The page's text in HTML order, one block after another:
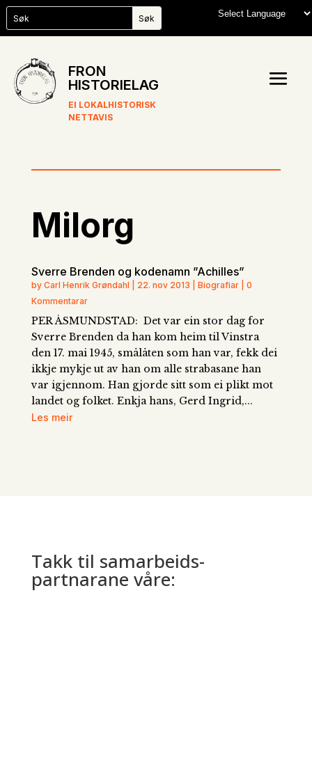
FRON
HISTORIELAG
EI LOKALHISTORISK
NETTAVIS
Milorg
Sverre Brenden og kodenamn ”Achilles”
by Carl Henrik Grøndahl | 22. nov 2013 | Biografiar | 0
Kommentarar
PER ÅSMUNDSTAD: Det var ein stor dag for
Sverre Brenden da han kom heim til Vinstra
den 17. mai 1945, smålåten som han var, fekk dei
ikkje mykje ut av han om alle strabasane han
var igjennom. Han gjorde sitt som ei plikt mot
landet og folket. Enkja hans, Gerd Ingrid,...
Les meir
Takk til samarbeids­
partnarane våre: